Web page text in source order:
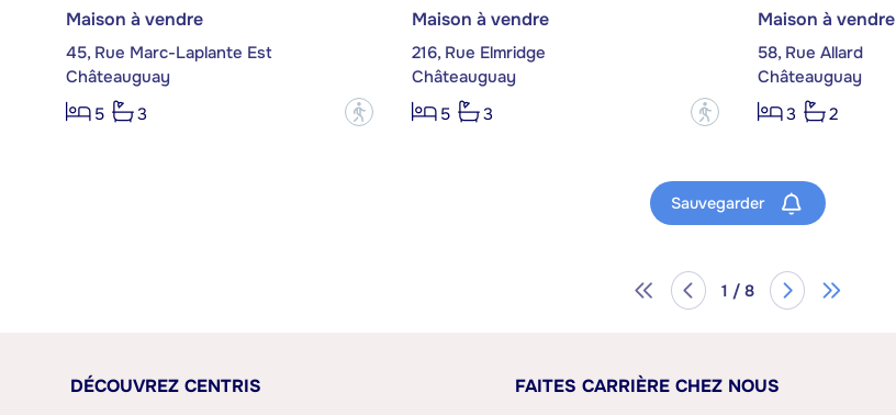
Maison à vendre
45, Rue Marc-Laplante Est
Châteauguay
5
3 ?
Maison à vendre
216, Rue Elmridge
Châteauguay
5
3 ?
Maison à vendre
58, Rue Allard
Châteauguay
3
2
Sauvegarder
1 / 8
DÉCOUVREZ CENTRIS FAITES CARRIÈRE CHEZ NOUS